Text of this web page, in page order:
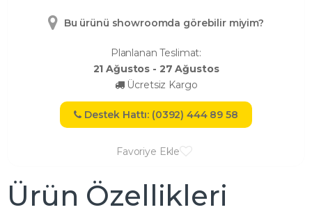
Bu ürünü showroomda görebilir miyim?
Planlanan Teslimat:
21 Ağustos - 27 Ağustos
Ücretsiz Kargo
Destek Hattı: (0392) 444 89 58
Favoriye Ekle
Ürün Özellikleri